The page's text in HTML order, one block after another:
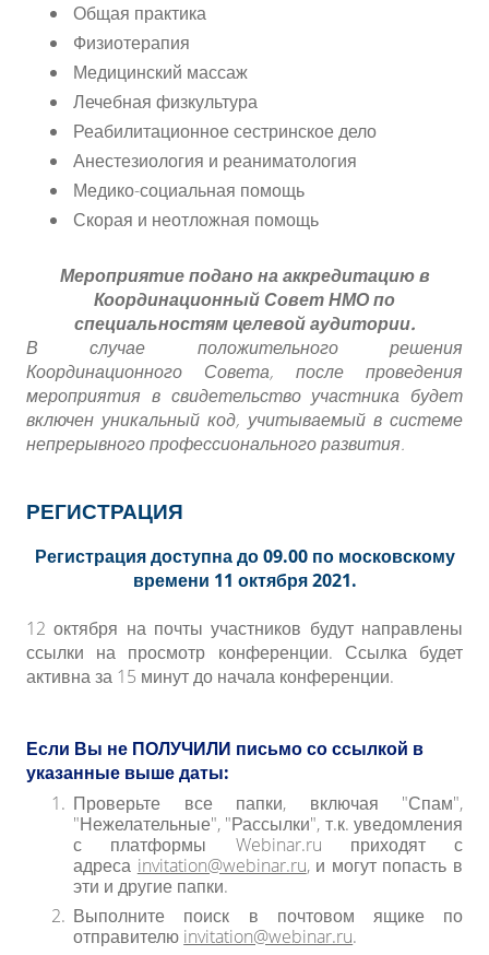
Общая практика
Физиотерапия
Медицинский массаж
Лечебная физкультура
Реабилитационное сестринское дело
Анестезиология и реаниматология
Медико-социальная помощь
Скорая и неотложная помощь
Мероприятие подано на аккредитацию в
Координационный Совет НМО по
специальностям целевой аудитории.
В случае положительного решения
Координационного Совета, после проведения
мероприятия в свидетельство участника будет
включен уникальный код, учитываемый в системе
непрерывного профессионального развития.
РЕГИСТРАЦИЯ
Регистрация доступна до 09.00 по московскому
времени 11 октября 2021.
12 октября на почты участников будут направлены
ссылки на просмотр конференции. Ссылка будет
активна за 15 минут до начала конференции.
Если Вы не ПОЛУЧИЛИ письмо со ссылкой в
указанные выше даты:
Проверьте все папки, включая "Спам",
"Нежелательные", "Рассылки", т.к. уведомления
с платформы Webinar.ru приходят с
адреса invitation@webinar.ru, и могут попасть в
эти и другие папки.
Выполните поиск в почтовом ящике по
отправителю invitation@webinar.ru.